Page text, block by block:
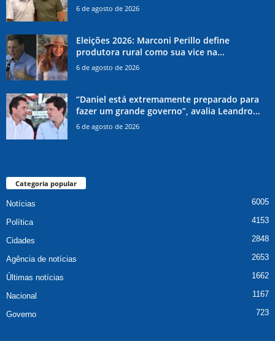
6 de agosto de 2026
Eleições 2026: Marconi Perillo define
produtora rural como sua vice na...
6 de agosto de 2026
“Daniel está extremamente preparado para
fazer um grande governo”, avalia Leandro...
6 de agosto de 2026
Categoria popular
Notícias 6005
Política 4153
Cidades 2848
Agência de notícias 2653
Últimas notícias 1662
Nacional 1167
Governo 723